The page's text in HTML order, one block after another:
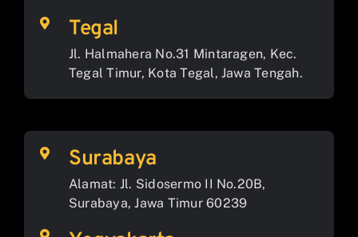
Tegal
Jl. Halmahera No.31 Mintaragen, Kec.
Tegal Timur, Kota Tegal, Jawa Tengah.
Surabaya
Alamat: Jl. Sidosermo II No.20B,
Surabaya, Jawa Timur 60239